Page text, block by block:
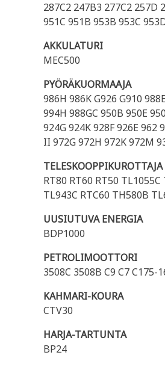
287C2 247B3 277C2 257D
951C 951B 953B 953C
AKKULATURI
MEC500
PYÖRÄKUORMAAJA
986H 986K G926 G910
994H 988GC 950B 950E
924G 924K 928F 926E 962
II 972G 972H 972K 972M
TELESKOOPPIKUROTTAJA
RT80 RT60 RT50
TL943C RTC60 TH580B
UUSIUTUVA ENERGIA
BDP1000
PETROLIMOOTTORI
3508C 3508B C9 C7 C175-
KAHMARI-KOURA
CTV30
HARJA-TARTUNTA
BP24